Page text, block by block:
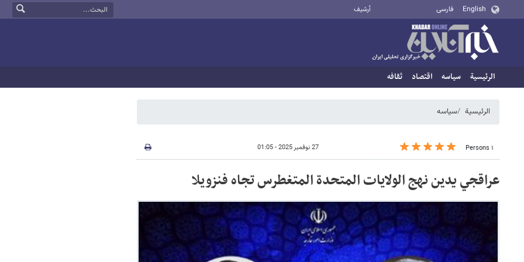
English فارسی أرشيف
الرئيسية سیاسه اقتصاد ثقافه
الرئيسية سیاسه
١ Persons 27 نوفمبر 2025 - 01:05
عراقجي یدین نهج الولايات المتحدة المتغطرس تجاه فنزويلا